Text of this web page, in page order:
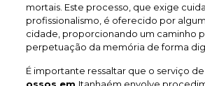
mortais. Este processo, que exige
profissionalismo, é oferecido por
cidade, proporcionando um caminho
perpetuação da memória de forma
É importante ressaltar que o serviço de